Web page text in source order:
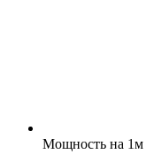
Мощность на 1м